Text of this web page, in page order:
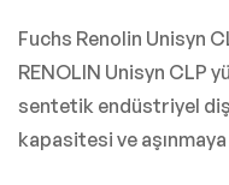
Fuchs Renolin Unisyn
RENOLIN Unisyn CLP
sentetik endüstriyel
kapasitesi ve